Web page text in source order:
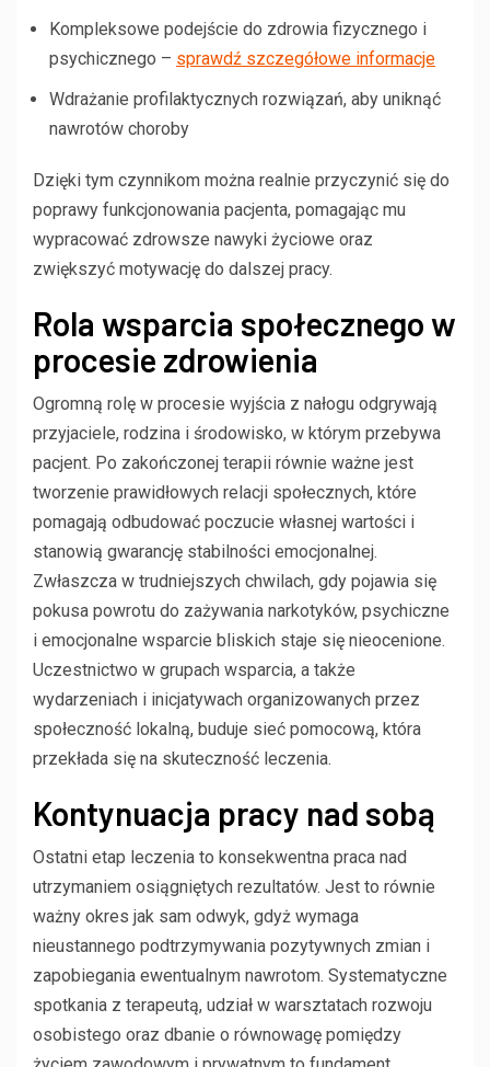
Kompleksowe podejście do zdrowia fizycznego i
psychicznego – sprawdź szczegółowe informacje
Wdrażanie profilaktycznych rozwiązań, aby uniknąć
nawrotów choroby
Dzięki tym czynnikom można realnie przyczynić się do
poprawy funkcjonowania pacjenta, pomagając mu
wypracować zdrowsze nawyki życiowe oraz
zwiększyć motywację do dalszej pracy.
Rola wsparcia społecznego w
procesie zdrowienia
Ogromną rolę w procesie wyjścia z nałogu odgrywają
przyjaciele, rodzina i środowisko, w którym przebywa
pacjent. Po zakończonej terapii równie ważne jest
tworzenie prawidłowych relacji społecznych, które
pomagają odbudować poczucie własnej wartości i
stanowią gwarancję stabilności emocjonalnej.
Zwłaszcza w trudniejszych chwilach, gdy pojawia się
pokusa powrotu do zażywania narkotyków, psychiczne
i emocjonalne wsparcie bliskich staje się nieocenione.
Uczestnictwo w grupach wsparcia, a także
wydarzeniach i inicjatywach organizowanych przez
społeczność lokalną, buduje sieć pomocową, która
przekłada się na skuteczność leczenia.
Kontynuacja pracy nad sobą
Ostatni etap leczenia to konsekwentna praca nad
utrzymaniem osiągniętych rezultatów. Jest to równie
ważny okres jak sam odwyk, gdyż wymaga
nieustannego podtrzymywania pozytywnych zmian i
zapobiegania ewentualnym nawrotom. Systematyczne
spotkania z terapeutą, udział w warsztatach rozwoju
osobistego oraz dbanie o równowagę pomiędzy